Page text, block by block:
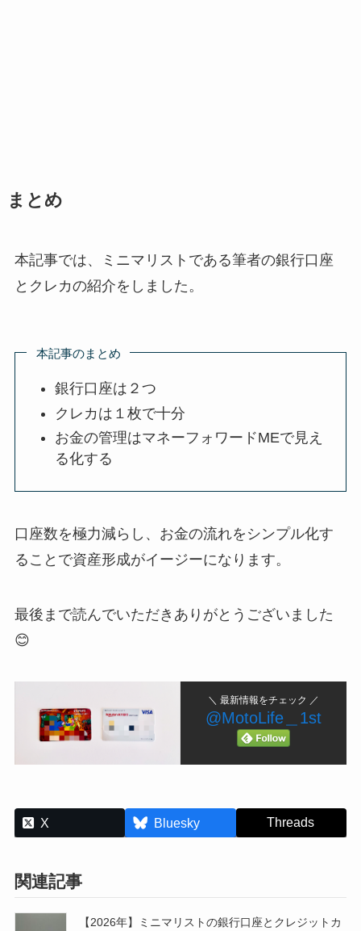
まとめ
本記事では、ミニマリストである筆者の銀行口座
とクレカの紹介をしました。
本記事のまとめ
銀行口座は２つ
クレカは１枚で十分
お金の管理はマネーフォワードMEで見え
る化する
口座数を極力減らし、お金の流れをシンプル化す
ることで資産形成がイージーになります。
最後まで読んでいただきありがとうございました
😊
＼ 最新情報をチェック ／
@MotoLife＿1st
X Bluesky Threads
関連記事
【2026年】ミニマリストの銀行口座とクレジットカ